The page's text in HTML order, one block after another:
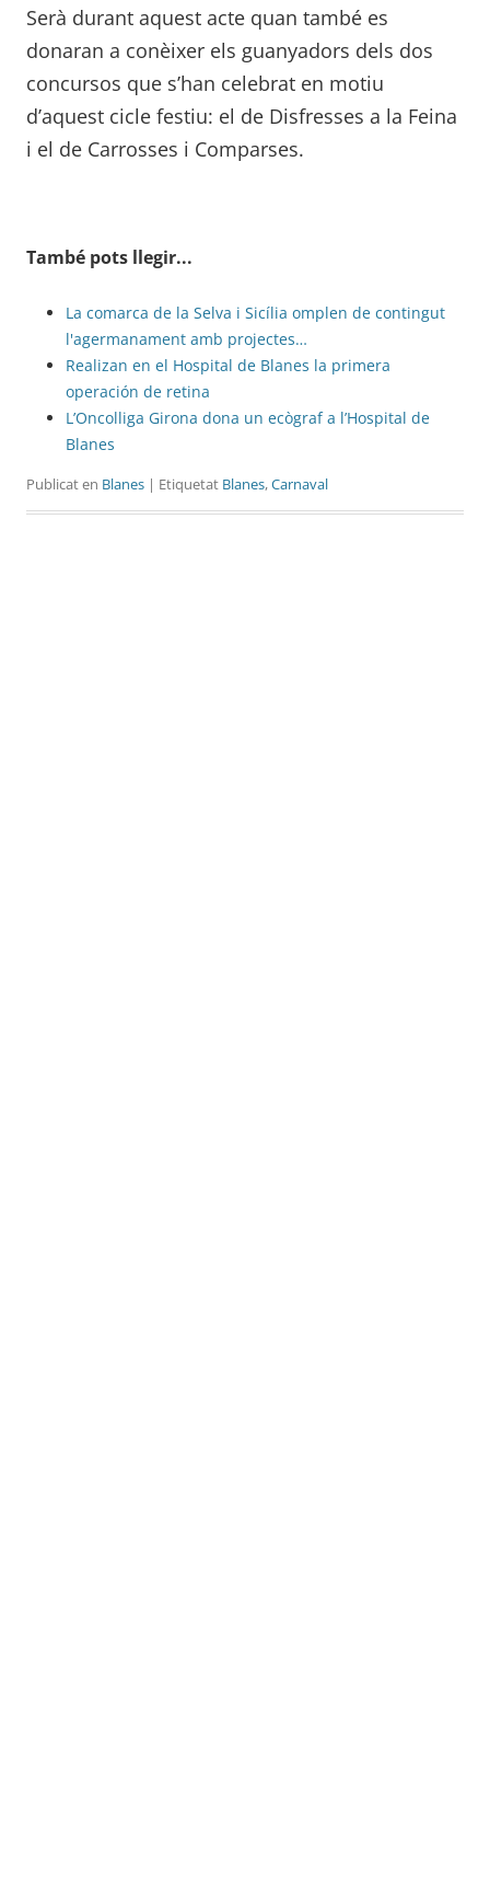
Serà durant aquest acte quan també es
donaran a conèixer els guanyadors dels dos
concursos que s’han celebrat en motiu
d’aquest cicle festiu: el de Disfresses a la Feina
i el de Carrosses i Comparses.
També pots llegir...
La comarca de la Selva i Sicília omplen de contingut
l'agermanament amb projectes…
Realizan en el Hospital de Blanes la primera
operación de retina
L’Oncolliga Girona dona un ecògraf a l’Hospital de
Blanes
Publicat en Blanes | Etiquetat Blanes,Carnaval